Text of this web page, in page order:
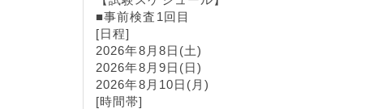
■事前検査1回目
[日程]
2026年8月8日(土)
2026年8月9日(日)
2026年8月10日(月)
[時間帯]